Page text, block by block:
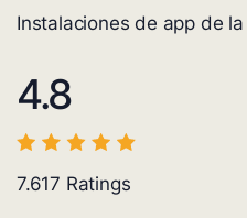
Instalaciones de app de
4.8
7.617 Ratings